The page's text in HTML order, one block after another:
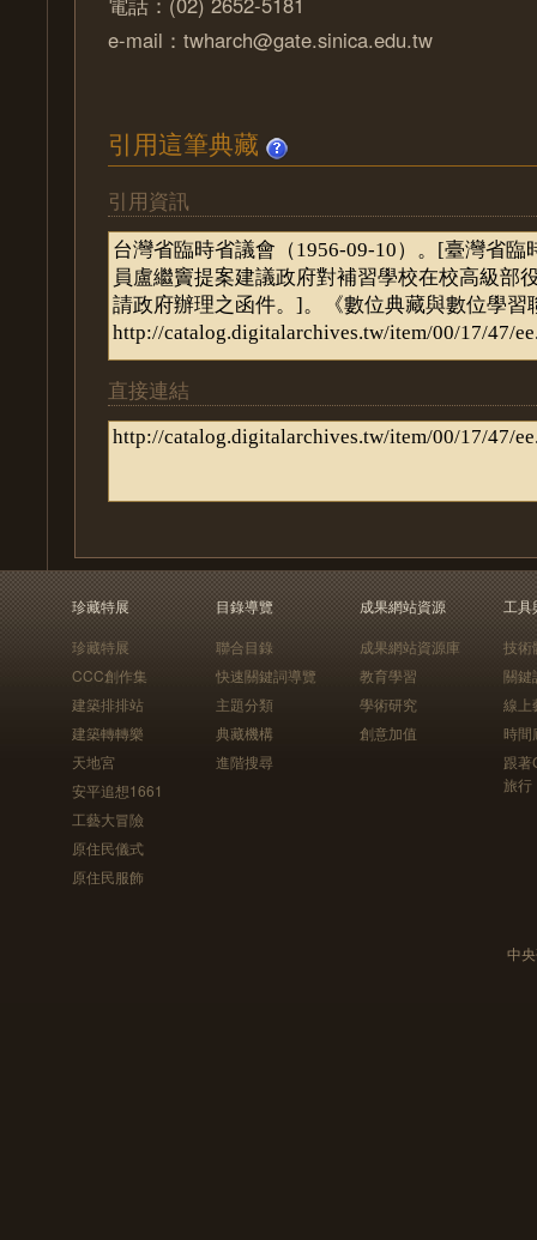
e-mail：twharch@gate.sinica.edu.tw
引用這筆典藏
引用資訊
直接連結
珍藏特展
珍藏特展
CCC創作集
建築排排站
建築轉轉樂
天地宮
安平追想1661
工藝大冒險
原住民儀式
原住民服飾
目錄導覽
聯合目錄
快速關鍵詞導覽
主題分類
典藏機構
進階搜尋
成果網站資源
成果網站資源庫
教育學習
學術研究
創意加值
工具
技術
關鍵
線上
時間
跟
旅行
中